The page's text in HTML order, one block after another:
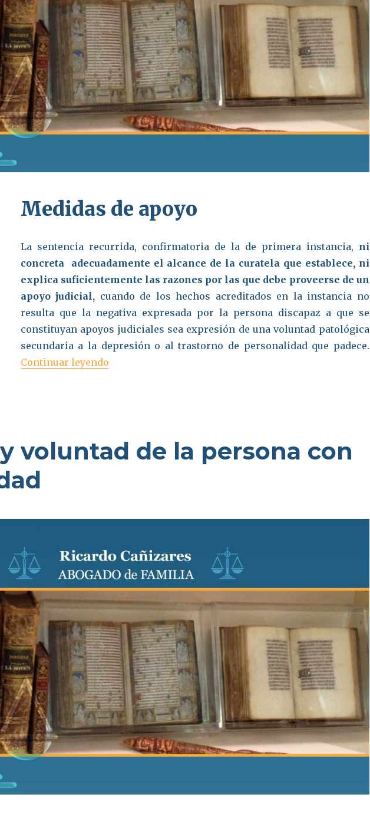
Medidas de apoyo
La sentencia recurrida, confirmatoria de la de primera instancia, ni
concreta adecuadamente el alcance de la curatela que establece, ni
explica suficientemente las razones por las que debe proveerse de un
apoyo judicial, cuando de los hechos acreditados en la instancia no
resulta que la negativa expresada por la persona discapaz a que se
constituyan apoyos judiciales sea expresión de una voluntad patológica
secundaria a la depresión o al trastorno de personalidad que padece.
Continuar leyendo«Discapacidad»
voluntad de la persona con